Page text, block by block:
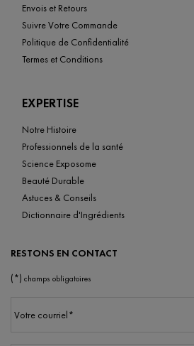
Envois et Retours
Suivre Votre Commande
Politique de Confidentialité
Termes et Conditions
EXPERTISE
Notre Histoire
Professionnels de la santé
Science Exposome
Beauté Durable
Astuces & Conseils
Dictionnaire d'Ingrédients
RESTONS EN CONTACT
(*) champs obligatoires
Votre courriel*